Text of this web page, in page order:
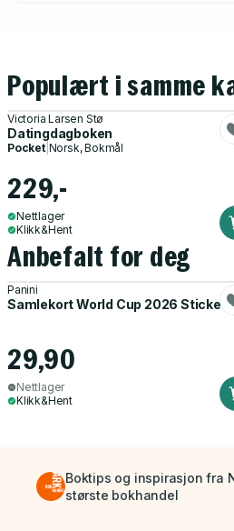
Populært i samme
Victoria Larsen Stø
Datingdagboken
Pocket| Norsk, Bokmål
229,-
Nettlager
Klikk&Hent
Anbefalt for deg
Panini
Samlekort World Cup 2026 Sticker
29,90
Nettlager
Klikk&Hent
Boktips og inspirasjon fra
største bokhandel